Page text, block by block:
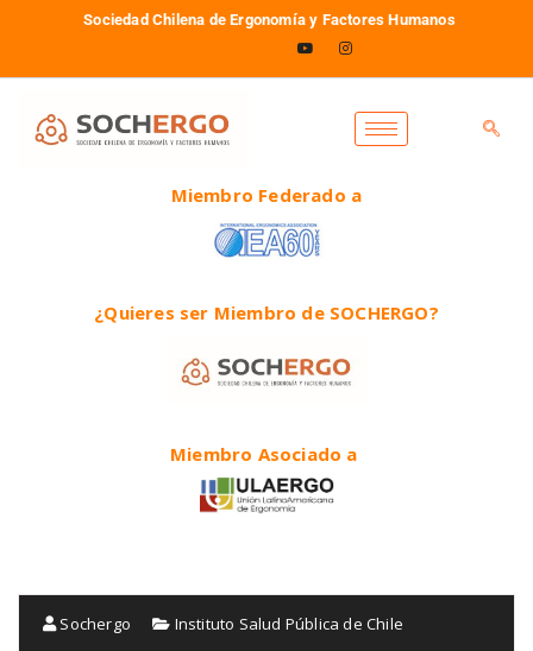
Sociedad Chilena de Ergonomía y Factores Humanos
Miembro Federado a
¿Quieres ser Miembro de SOCHERGO?
Miembro Asociado a
Sochergo Instituto Salud Pública de Chile